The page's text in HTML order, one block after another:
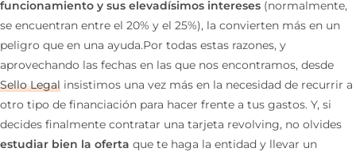
funcionamiento y sus elevadísimos intereses (normalmente,
se encuentran entre el 20% y el 25%), la convierten más en un
peligro que en una ayuda.Por todas estas razones, y
aprovechando las fechas en las que nos encontramos, desde
Sello Legal insistimos una vez más en la necesidad de recurrir a
otro tipo de financiación para hacer frente a tus gastos. Y, si
decides finalmente contratar una tarjeta revolving, no olvides
estudiar bien la oferta que te haga la entidad y llevar un